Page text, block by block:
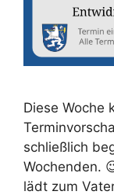
Diese Woche
schließlich
Wochenden.
lädt zum